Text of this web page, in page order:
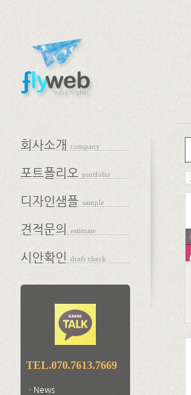
회사소개 company
포트폴리오 portfolio
디자인샘플 sample
견적문의 estimate
시안확인 draft check
TEL.070.7613.7669
ㆍNews